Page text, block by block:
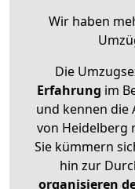
Wir haben
Die
Erfahrung im
und kennen die
von Heidelberg
Sie kümmern
hin zur
organisieren